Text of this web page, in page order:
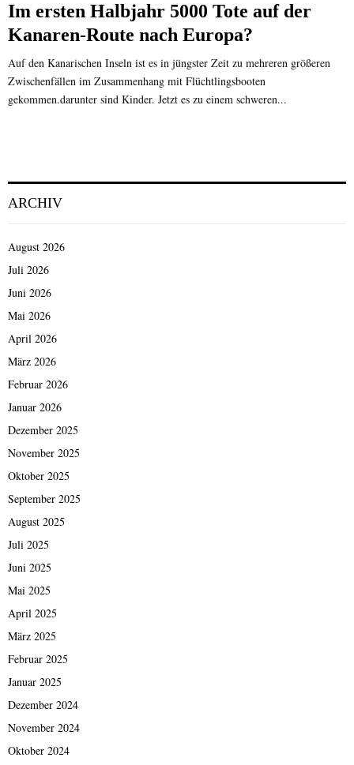
Im ersten Halbjahr 5000 Tote auf der
Kanaren-Route nach Europa?
Auf den Kanarischen Inseln ist es in jüngster Zeit zu mehreren größeren
Zwischenfällen im Zusammenhang mit Flüchtlingsbooten
gekommen.darunter sind Kinder. Jetzt es zu einem schweren...
ARCHIV
August 2026
Juli 2026
Juni 2026
Mai 2026
April 2026
März 2026
Februar 2026
Januar 2026
Dezember 2025
November 2025
Oktober 2025
September 2025
August 2025
Juli 2025
Juni 2025
Mai 2025
April 2025
März 2025
Februar 2025
Januar 2025
Dezember 2024
November 2024
Oktober 2024